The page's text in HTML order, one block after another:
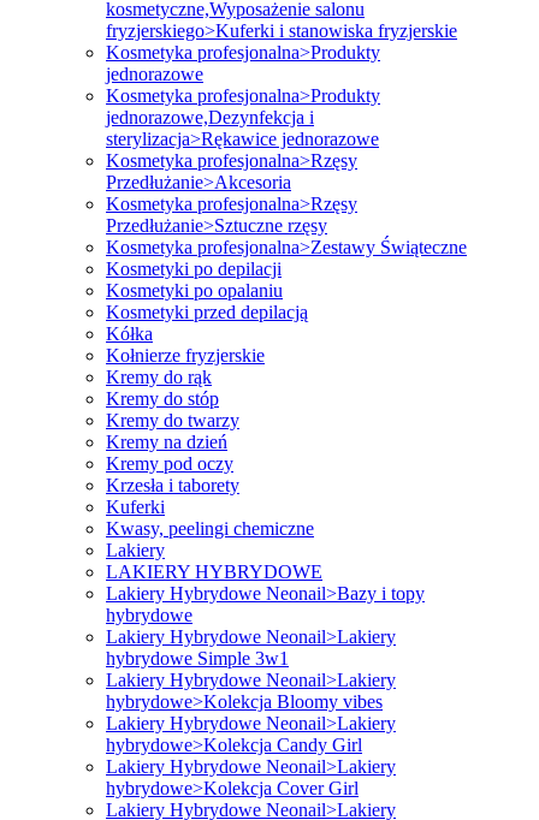
kosmetyczne,Wyposażenie salonu
fryzjerskiego>Kuferki i stanowiska fryzjerskie
Kosmetyka profesjonalna>Produkty
jednorazowe
Kosmetyka profesjonalna>Produkty
jednorazowe,Dezynfekcja i
sterylizacja>Rękawice jednorazowe
Kosmetyka profesjonalna>Rzęsy
Przedłużanie>Akcesoria
Kosmetyka profesjonalna>Rzęsy
Przedłużanie>Sztuczne rzęsy
Kosmetyka profesjonalna>Zestawy Świąteczne
Kosmetyki po depilacji
Kosmetyki po opalaniu
Kosmetyki przed depilacją
Kółka
Kołnierze fryzjerskie
Kremy do rąk
Kremy do stóp
Kremy do twarzy
Kremy na dzień
Kremy pod oczy
Krzesła i taborety
Kuferki
Kwasy, peelingi chemiczne
Lakiery
LAKIERY HYBRYDOWE
Lakiery Hybrydowe Neonail>Bazy i topy
hybrydowe
Lakiery Hybrydowe Neonail>Lakiery
hybrydowe Simple 3w1
Lakiery Hybrydowe Neonail>Lakiery
hybrydowe>Kolekcja Bloomy vibes
Lakiery Hybrydowe Neonail>Lakiery
hybrydowe>Kolekcja Candy Girl
Lakiery Hybrydowe Neonail>Lakiery
hybrydowe>Kolekcja Cover Girl
Lakiery Hybrydowe Neonail>Lakiery